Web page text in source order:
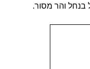
בנחל והר מסור.